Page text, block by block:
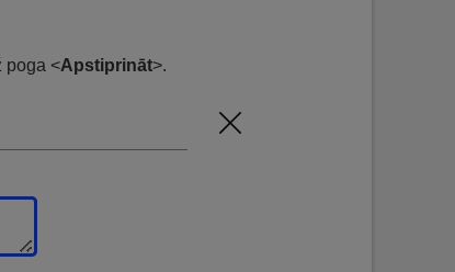
poga <Apstiprināt>.